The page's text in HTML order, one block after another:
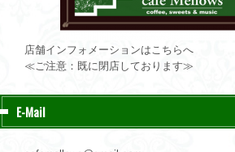
店舗インフォメーションはこちらへ
≪ご注意：既に閉店しております≫
E-Mail